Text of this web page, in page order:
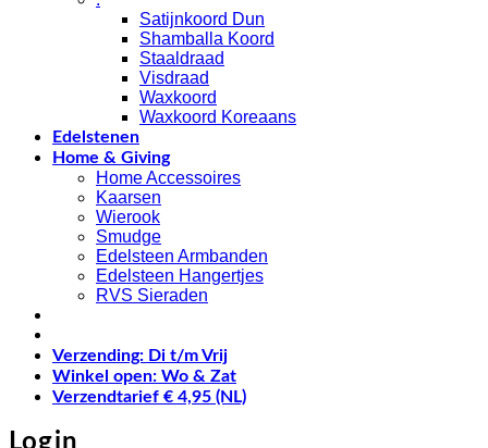
Satijnkoord Dun
Shamballa Koord
Staaldraad
Visdraad
Waxkoord
Waxkoord Koreaans
Edelstenen
Home & Giving
Home Accessoires
Kaarsen
Wierook
Smudge
Edelsteen Armbanden
Edelsteen Hangertjes
RVS Sieraden
Verzending: Di t/m Vrij
Winkel open: Wo & Zat
Verzendtarief € 4,95 (NL)
Login